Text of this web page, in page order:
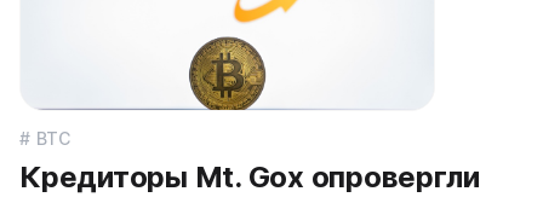
BTC
Кредиторы Mt. Gox опровергли